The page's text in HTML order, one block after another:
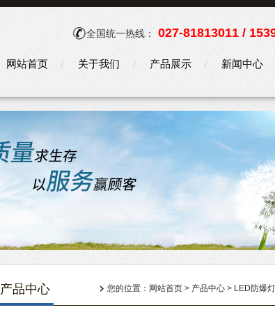
全国统一热线： 027-81813011 /
网站首页 关于我们 产品展示 新闻中心
产品中心 您的位置： 网站首页 > 产品中心 > LED防爆